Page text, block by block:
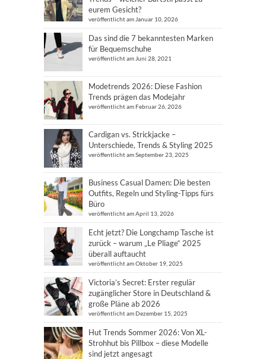
eurem Gesicht?
veröffentlicht am Januar 10, 2026
Das sind die 7 bekanntesten Marken
für Bequemschuhe
veröffentlicht am Juni 28, 2021
Modetrends 2026: Diese Fashion
Trends prägen das Modejahr
veröffentlicht am Februar 26, 2026
Cardigan vs. Strickjacke –
Unterschiede, Trends & Styling 2025
veröffentlicht am September 23, 2025
Business Casual Damen: Die besten
Outfits, Regeln und Styling-Tipps fürs
Büro
veröffentlicht am April 13, 2026
Echt jetzt? Die Longchamp Tasche ist
zurück – warum „Le Pliage“ 2025
überall auftaucht
veröffentlicht am Oktober 19, 2025
Victoria’s Secret: Erster regulär
zugänglicher Store in Deutschland &
große Pläne ab 2026
veröffentlicht am Dezember 15, 2025
Hut Trends Sommer 2026: Von XL-
Strohhut bis Pillbox – diese Modelle
sind jetzt angesagt